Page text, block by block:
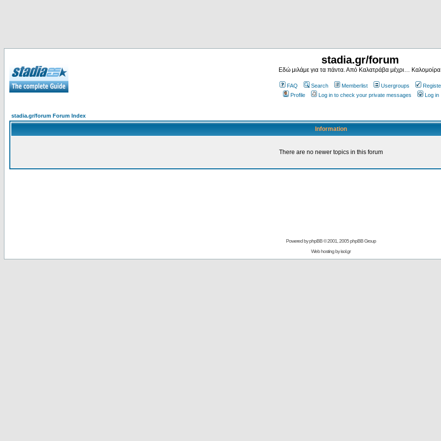
stadia.gr/forum
Εδώ μιλάμε για τα πάντα. Από Καλατράβα μέχρι…
FAQ Search Memberlist Usergroups
Profile
Log in to check your private messages Log in
stadia.gr/forum Forum Index
Information
There are no newer topics in this forum
Powered byphpBB© 2001, 2005 phpBB Group
Web hosting byisol.gr